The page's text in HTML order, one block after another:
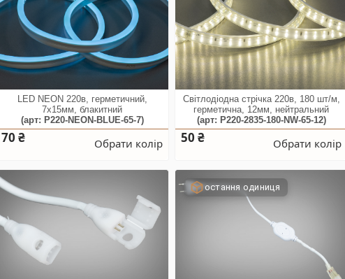
LED NEON 220в, герметичний,
7x15мм, блакитний
(арт: P220-NEON-BLUE-65-7)
70 ₴ Обрати колір
Світлодіодна стрічка 220в, 180 шт/м,
герметична, 12мм, нейтральний
(арт: P220-2835-180-NW-65-12)
50 ₴ Обрати колір
остання одиниця